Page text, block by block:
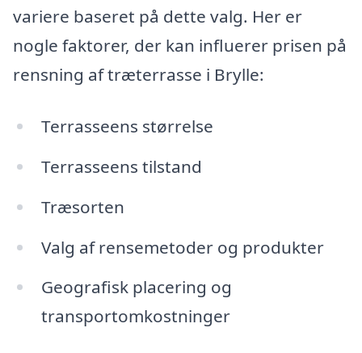
variere baseret på dette valg. Her er
nogle faktorer, der kan influerer prisen på
rensning af træterrasse i Brylle:
Terrasseens størrelse
Terrasseens tilstand
Træsorten
Valg af rensemetoder og produkter
Geografisk placering og
transportomkostninger